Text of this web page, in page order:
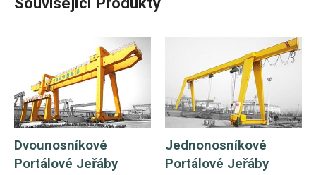
Dvounosníkové
Portálové Jeřáby
Jednonosníkové
Portálové Jeřáby